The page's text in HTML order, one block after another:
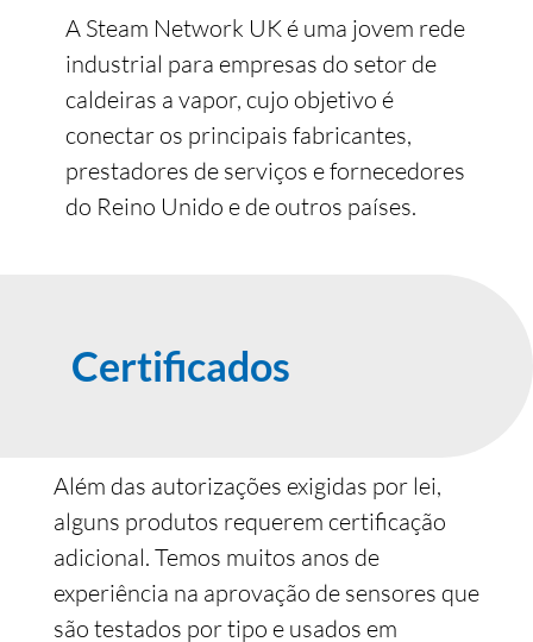
A Steam Network UK é uma jovem rede
industrial para empresas do setor de
caldeiras a vapor, cujo objetivo é
conectar os principais fabricantes,
prestadores de serviços e fornecedores
do Reino Unido e de outros países.
Certificados
Além das autorizações exigidas por lei,
alguns produtos requerem certificação
adicional. Temos muitos anos de
experiência na aprovação de sensores que
são testados por tipo e usados em